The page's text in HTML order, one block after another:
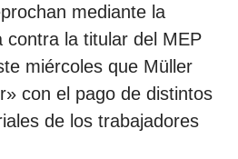
mediante la
contra la titular del MEP
miércoles que Müller
con el pago de distintos
de los trabajadores